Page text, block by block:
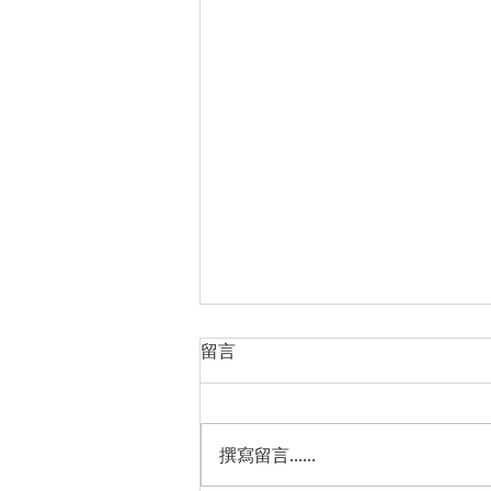
大卫的失而复得
经文：撒母耳记上30章 引言： 大
预表基督，都有值得我们学习效法
的地方，甚至他的失败也同样充满
留言
撰寫留言......